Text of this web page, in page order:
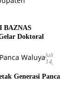
BAZNAS
Doktoral
Juli
14,
Generasi Panca